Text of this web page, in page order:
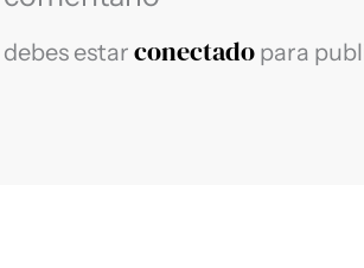
estar conectado para